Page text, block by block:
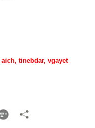
, tinebdar, vgayet